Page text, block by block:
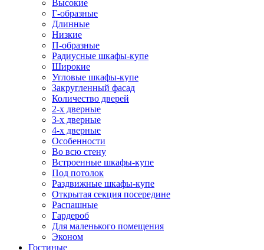
Высокие
Г-образные
Длинные
Низкие
П-образные
Радиусные шкафы-купе
Широкие
Угловые шкафы-купе
Закругленный фасад
Количество дверей
2-х дверные
3-х дверные
4-х дверные
Особенности
Во всю стену
Встроенные шкафы-купе
Под потолок
Раздвижные шкафы-купе
Открытая секция посередине
Распашные
Гардероб
Для маленького помещения
Эконом
Гостиные